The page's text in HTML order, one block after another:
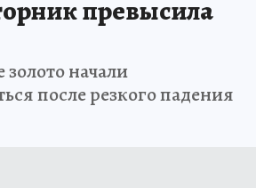
превысила
начали
после резкого падения